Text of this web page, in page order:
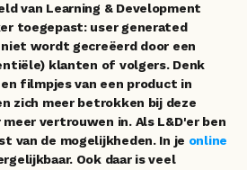
van Learning & Development
toegepast: user generated
wordt gecreëerd door een
klanten of volgers. Denk
filmpjes van een product in
zich meer betrokken bij deze
vertrouwen in. Als L&D'er ben
van de mogelijkheden. In je online
Ook daar is veel